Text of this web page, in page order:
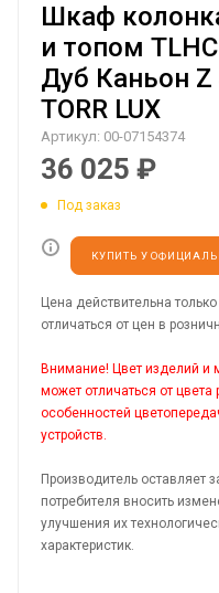
Шкаф
и топом
Дуб Каньон Z
TORR LUX
Артикул: 00-07154374
36 025 ₽
Под заказ
КУПИТЬ У
Цена действительна
отличаться от цен в
Внимание! Цвет изделий и
может отличаться от цвета
особенностей
устройств.
Производитель оставляет
потребителя вносить
улучшения их
характеристик.